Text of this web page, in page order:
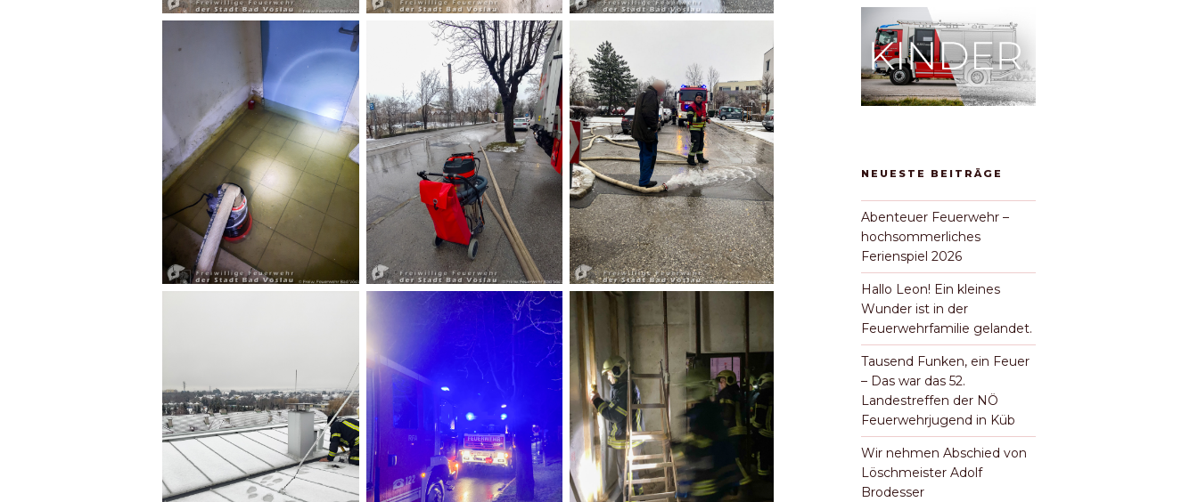
NEUESTE BEITRÄGE
Abenteuer Feuerwehr –
hochsommerliches
Ferienspiel 2026
Hallo Leon! Ein kleines
Wunder ist in der
Feuerwehrfamilie gelandet.
Tausend Funken, ein Feuer
– Das war das 52.
Landestreffen der NÖ
Feuerwehrjugend in Küb
Wir nehmen Abschied von
Löschmeister Adolf
Brodesser